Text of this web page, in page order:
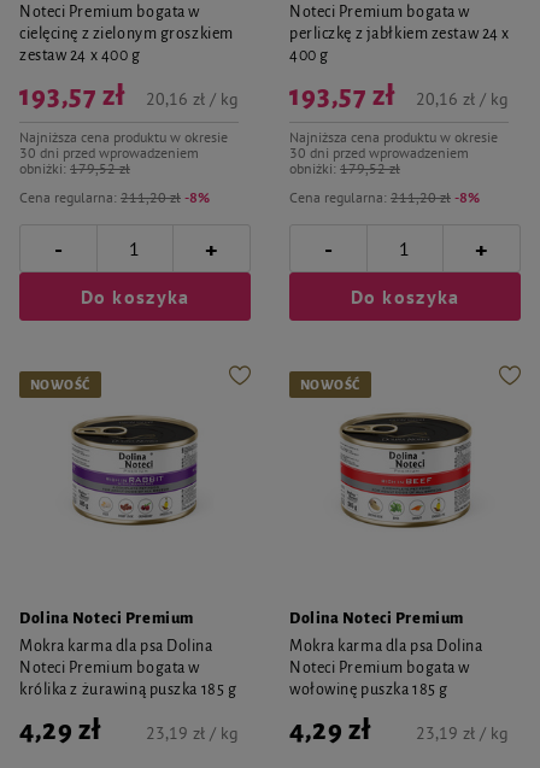
Noteci Premium bogata w
cielęcinę z zielonym groszkiem
zestaw 24 x 400 g
Cena regularna: 211,20 zł -8%
193,57 zł
Najniższa cena produktu w okresie
30 dni przed wprowadzeniem
obniżki: 179,52 zł
20,16 zł / kg
- +
Do koszyka
Noteci Premium bogata w
perliczkę z jabłkiem zestaw 24 x
400 g
Cena regularna: 211,20 zł -8%
193,57 zł
Najniższa cena produktu w okresie
30 dni przed wprowadzeniem
obniżki: 179,52 zł
20,16 zł / kg
- +
Do koszyka
NOWOŚĆ
Dolina Noteci Premium
Mokra karma dla psa Dolina
Noteci Premium bogata w
królika z żurawiną puszka 185 g
4,29 zł 23,19 zł / kg
NOWOŚĆ
Dolina Noteci Premium
Mokra karma dla psa Dolina
Noteci Premium bogata w
wołowinę puszka 185 g
4,29 zł 23,19 zł / kg